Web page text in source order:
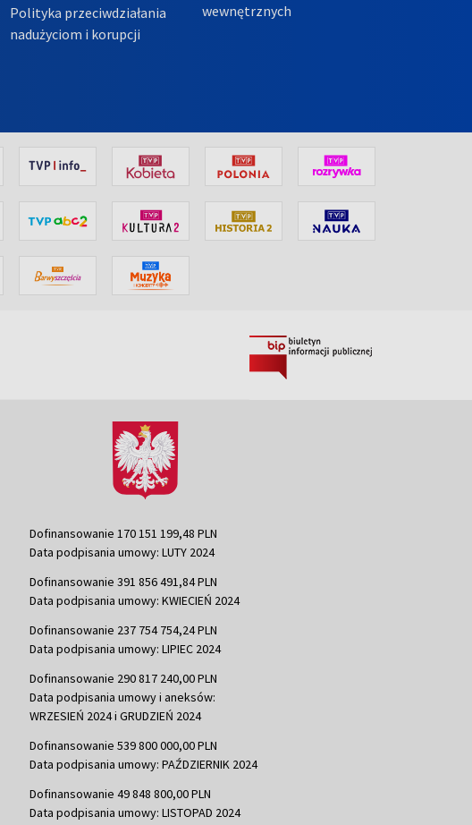
Polityka przeciwdziałania
nadużyciom i korupcji
wewnętrznych
Dofinansowanie 170 151 199,48 PLN
Data podpisania umowy: LUTY 2024
Dofinansowanie 391 856 491,84 PLN
Data podpisania umowy: KWIECIEŃ 2024
Dofinansowanie 237 754 754,24 PLN
Data podpisania umowy: LIPIEC 2024
Dofinansowanie 290 817 240,00 PLN
Data podpisania umowy i aneksów:
WRZESIEŃ 2024 i GRUDZIEŃ 2024
Dofinansowanie 539 800 000,00 PLN
Data podpisania umowy: PAŹDZIERNIK 2024
Dofinansowanie 49 848 800,00 PLN
Data podpisania umowy: LISTOPAD 2024